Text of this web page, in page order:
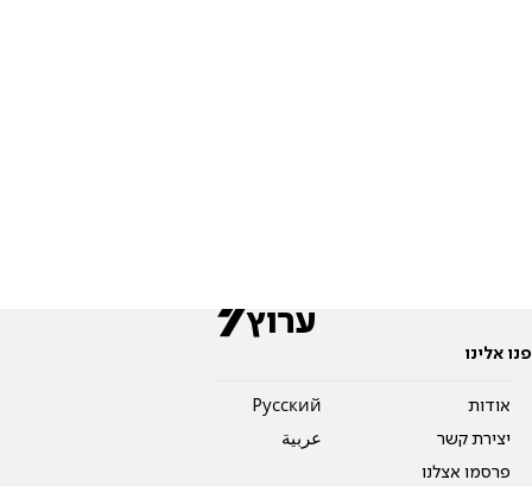
פנו אלינו
אודות
יצירת קשר
פרסמו אצלנו
Pусский
عربية